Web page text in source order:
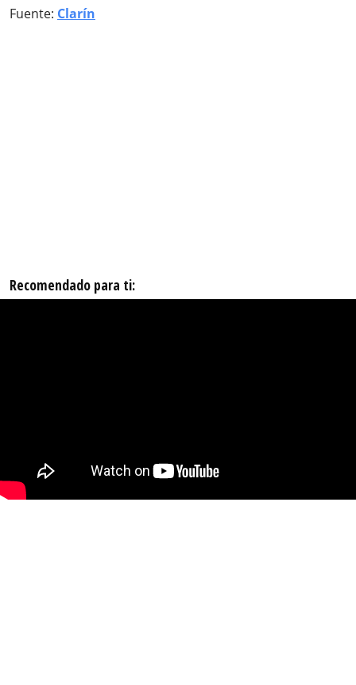
Fuente: Clarín
Recomendado para ti: